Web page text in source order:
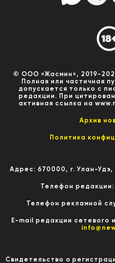
© ООО «Жасмин», 2019-
Полная или частичная
допускается только с
редакции. При
активная ссылка на
Архив
Политика
Адрес: 670000, г. Улан-
Телефон
Телефон рекламной
E-mail редакции сетевого
Свидетельство о